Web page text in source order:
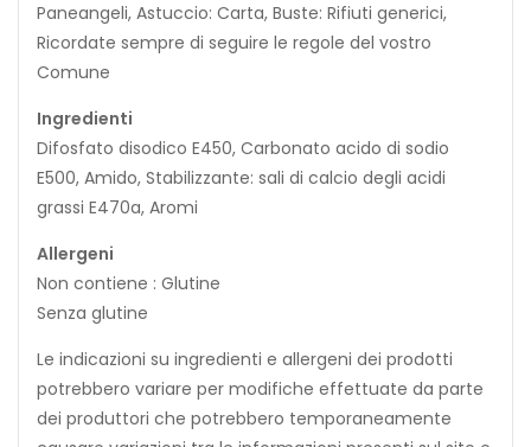
Paneangeli, Astuccio: Carta, Buste: Rifiuti generici,
Ricordate sempre di seguire le regole del vostro
Comune
Ingredienti
Difosfato disodico E450, Carbonato acido di sodio
E500, Amido, Stabilizzante: sali di calcio degli acidi
grassi E470a, Aromi
Allergeni
Non contiene : Glutine
Senza glutine
Le indicazioni su ingredienti e allergeni dei prodotti
potrebbero variare per modifiche effettuate da parte
dei produttori che potrebbero temporaneamente